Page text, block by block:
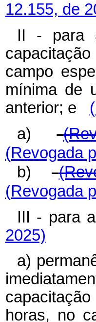
12.155, de
II - para
campo
mínima de
anterior; e
a)
(Revogada
b)
(Revogada
III - para
2025)
a)
horas, no